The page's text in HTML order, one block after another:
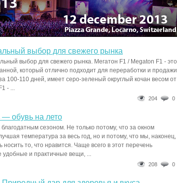
выбор для свежего рынка
выбор для свежего рынка. Мегатон F1 / Megaton F1 - это
который отлично подходит для переработки и продажи
100-110 дней, имеет серо-зеленый округлый кочан весом от
- ...
204 0
— обувь на лето
сезоном. Не только потому, что за окном
температура за весь год, но и потому, что мы, наконец,
то, что нравится. Чаще всего в этот перечень
и практичные вещи, ...
208 0